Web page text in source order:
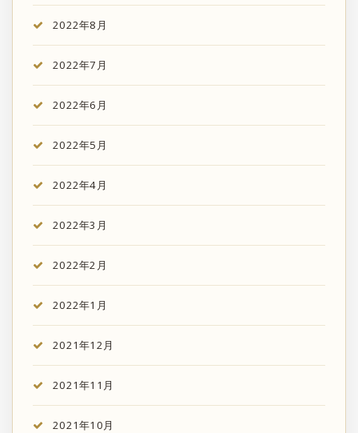
2022年8月
2022年7月
2022年6月
2022年5月
2022年4月
2022年3月
2022年2月
2022年1月
2021年12月
2021年11月
2021年10月